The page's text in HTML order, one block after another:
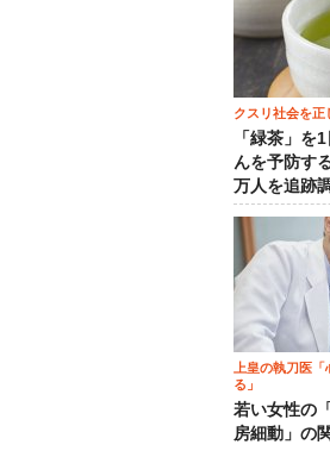
クスリ社会を正
「緑茶」を
んを予防す
万人を追跡
上皇の執刀医
る」
若い女性の
房細動」の